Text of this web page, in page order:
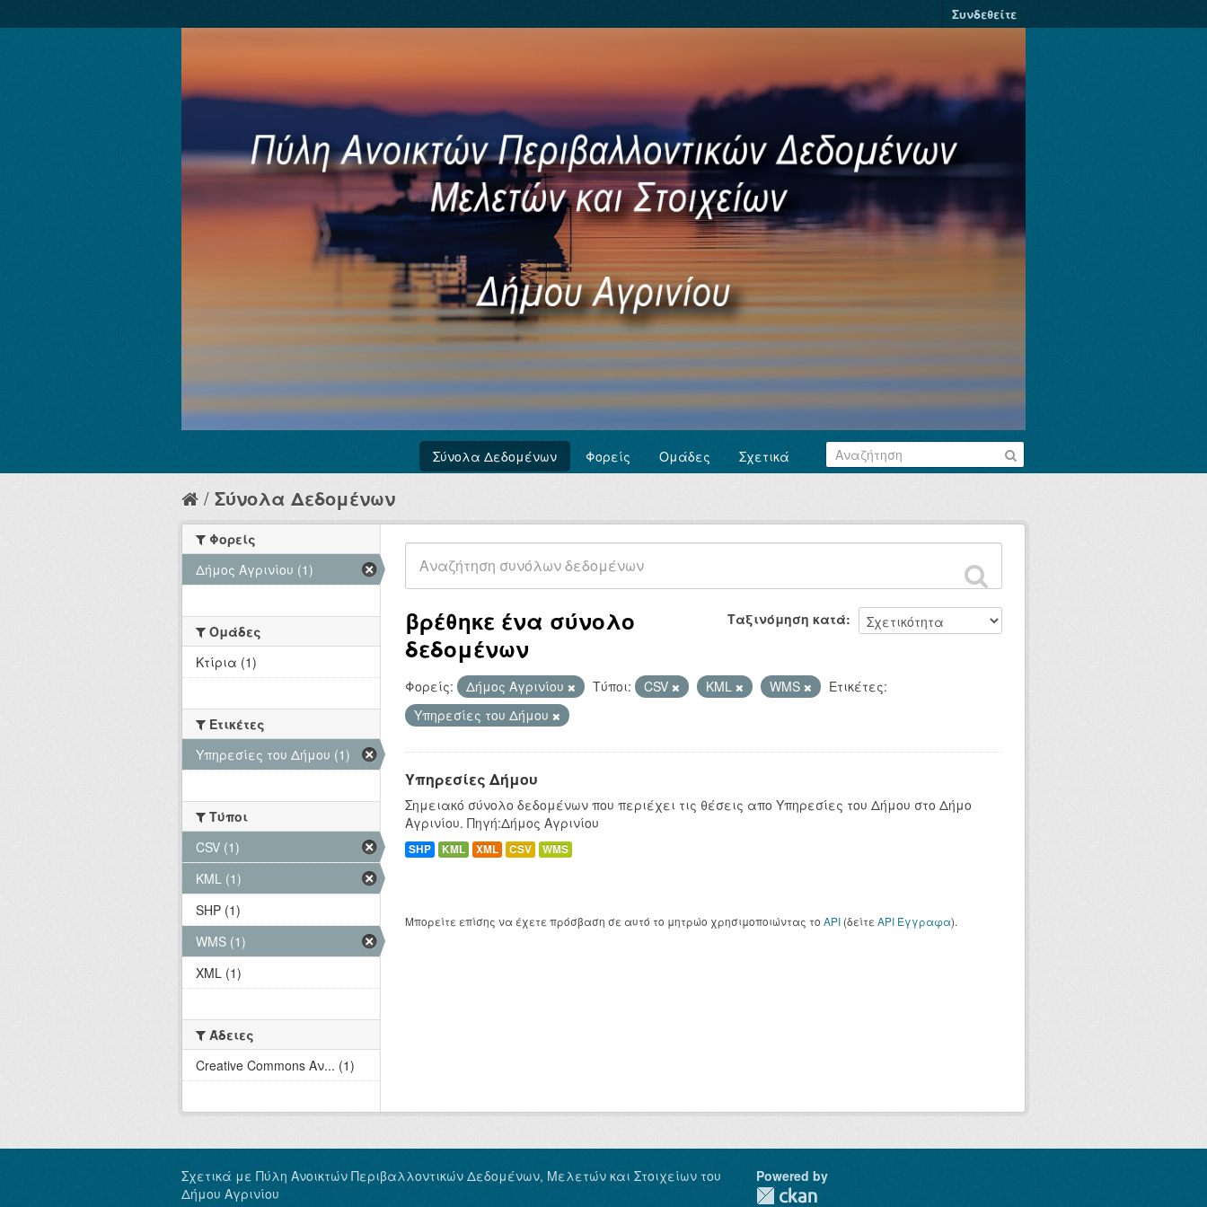
Συνδεθείτε
Σύνολα Δεδομένων Φορείς Ομάδες Σχετικά
Σύνολα Δεδομένων
Ταξινόμηση κατά
βρέθηκε ένα σύνολο
δεδομένων
Φορείς: Δήμος Αγρινίου Τύποι: CSV KML WMS
Ετικέτες:
Υπηρεσίες του Δήμου
Υπηρεσίες Δήμου
Σημειακό σύνολο δεδομένων που περιέχει τις θέσεις απο Υπηρεσίες του Δήμου στο Δήμο
Αγρινίου. Πηγή:Δήμος Αγρινίου
SHP KML XML CSV WMS
Μπορείτε επίσης να έχετε πρόσβαση σε αυτό το μητρώο χρησιμοποιώντας το API (δείτε API Έγγραφα).
Φορείς
Δήμος Αγρινίου (1)
Ομάδες
Κτίρια (1)
Ετικέτες
Υπηρεσίες του Δήμου (1)
Τύποι
CSV (1)
KML (1)
SHP (1)
WMS (1)
XML (1)
Άδειες
Creative Commons Αν... (1)
Σχετικά με Πύλη Ανοικτών Περιβαλλοντικών Δεδομένων, Μελετών και Στοιχείων του
Δήμου Αγρινίου
Powered by